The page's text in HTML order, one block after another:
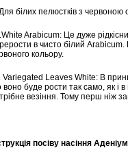
білих пелюстків з
Arabicum: Це дуже
в чисто білий Arabicum.
кольору.
Variegated Leaves White: В
буде рости так само, як і
везіння. Тому перш ніж
посіву насіння